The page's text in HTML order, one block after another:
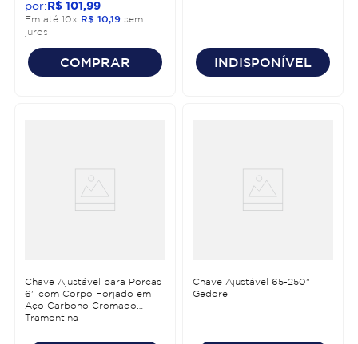
R$ 101 99
Em até 10x R$ 10 19 sem
juros
COMPRAR INDISPONÍVEL
Chave Ajustável para Porcas
6" com Corpo Forjado em
Aço Carbono Cromado
Tramontina
Chave Ajustável 65-250"
Gedore